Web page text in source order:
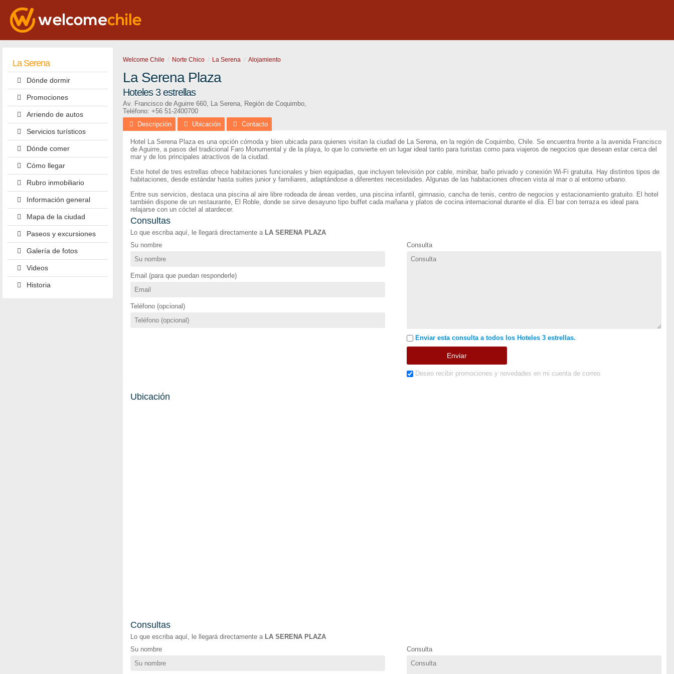
La Serena
Dónde dormir
Promociones
Arriendo de autos
Servicios turísticos
Dónde comer
Cómo llegar
Rubro inmobiliario
Información general
Mapa de la ciudad
Paseos y excursiones
Galería de fotos
Videos
Historia
Welcome Chile Norte Chico La Serena Alojamiento
La Serena Plaza
Hoteles 3 estrellas
Av. Francisco de Aguirre 660, La Serena, Región de Coquimbo,
Teléfono: +56 51-2400700
Descripción
Ubicación Contacto
Hotel La Serena Plaza es una opción cómoda y bien ubicada para quienes visitan la ciudad de La Serena, en la región de Coquimbo, Chile. Se encuentra frente a la avenida Francisco
de Aguirre, a pasos del tradicional Faro Monumental y de la playa, lo que lo convierte en un lugar ideal tanto para turistas como para viajeros de negocios que desean estar cerca del
mar y de los principales atractivos de la ciudad.
Este hotel de tres estrellas ofrece habitaciones funcionales y bien equipadas, que incluyen televisión por cable, minibar, baño privado y conexión Wi-Fi gratuita. Hay distintos tipos de
habitaciones, desde estándar hasta suites junior y familiares, adaptándose a diferentes necesidades. Algunas de las habitaciones ofrecen vista al mar o al entorno urbano.
Entre sus servicios, destaca una piscina al aire libre rodeada de áreas verdes, una piscina infantil, gimnasio, cancha de tenis, centro de negocios y estacionamiento gratuito. El hotel
también dispone de un restaurante, El Roble, donde se sirve desayuno tipo buffet cada mañana y platos de cocina internacional durante el día. El bar con terraza es ideal para
relajarse con un cóctel al atardecer.
Consultas
Lo que escriba aquí, le llegará directamente a LA SERENA PLAZA
Su nombre
Email (para que puedan responderle)
Teléfono (opcional)
Consulta
Enviar esta consulta a todos los Hoteles 3 estrellas.
Deseo recibir promociones y novedades en mi cuenta de correo
Ubicación
Consultas
Lo que escriba aquí, le llegará directamente a LA SERENA PLAZA
Su nombre
Consulta